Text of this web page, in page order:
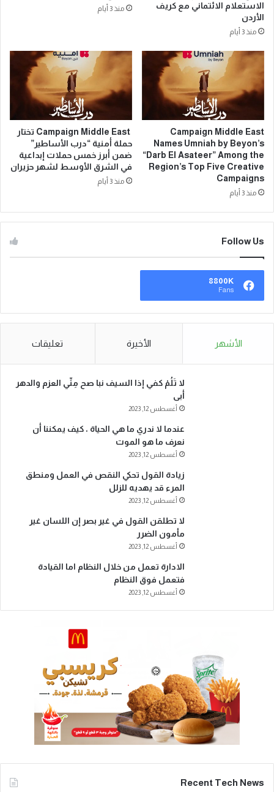
الاستعلام الائتماني مع كريف
الأردن
منذ 3 أيام
منذ 3 أيام
Campaign Middle East
Names Umniah by Beyon’s
“Darb El Asateer” Among the
Region’s Top Five Creative
Campaigns
منذ 3 أيام
Campaign Middle East تختار
حملة أمنية “درب الأساطير”
ضمن أبرز خمس حملات إبداعية
في الشرق الأوسط لشهر حزيران
منذ 3 أيام
Follow Us
8800K
Fans
الأشهر الأخيرة تعليقات
لا تَلُمْ كفي إذا السيف نبا صح مِنِّي العزم والدهر
أبى
أغسطس 12, 2023
عندما لا ندري ما هي الحياة ، كيف يمكننا أن
نعرف ما هو الموت
أغسطس 12, 2023
زيادة القول تحكي النقص في العمل ومنطق
المرء قد يهديه للزلل
أغسطس 12, 2023
لا تطلقن القول في غير بصر إن اللسان غير
مأمون الضرر
أغسطس 12, 2023
الادارة تعمل من خلال النظام اما القيادة
فتعمل فوق النظام
أغسطس 12, 2023
Recent Tech News